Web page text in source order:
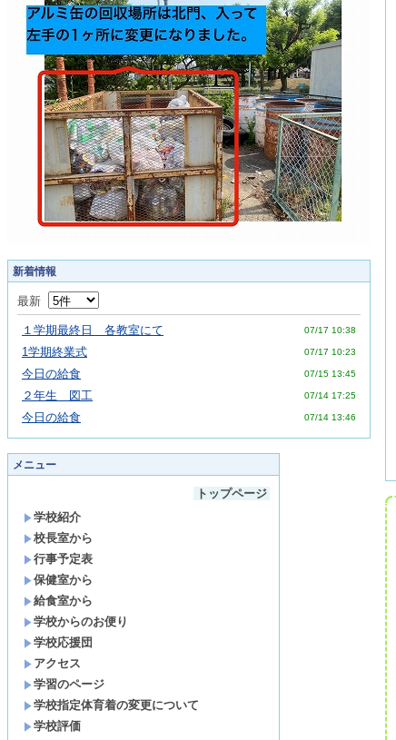
新着情報
最新
１学期最終日 各教室にて 07/17 10:38
1学期終業式 07/17 10:23
今日の給食 07/15 13:45
２年生 図工 07/14 17:25
今日の給食 07/14 13:46
メニュー
トップページ
学校紹介
校長室から
行事予定表
保健室から
給食室から
学校からのお便り
学校応援団
アクセス
学習のページ
学校指定体育着の変更について
学校評価